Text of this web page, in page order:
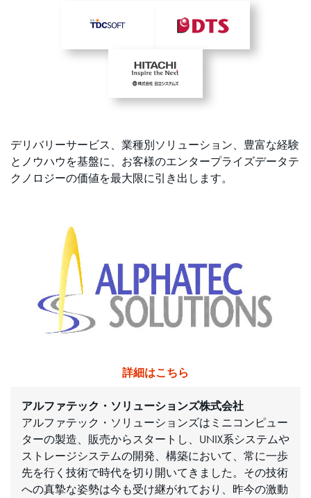
デリバリーサービス、業種別ソリューション、豊富な経験
とノウハウを基盤に、お客様のエンタープライズデータテ
クノロジーの価値を最大限に引き出します。
詳細はこちら
アルファテック・ソリューションズ株式会社
アルファテック・ソリューションズはミニコンピュー
ターの製造、販売からスタートし、UNIX系システムや
ストレージシステムの開発、構築において、常に一歩
先を行く技術で時代を切り開いてきました。その技術
への真摯な姿勢は今も受け継がれており、昨今の激動